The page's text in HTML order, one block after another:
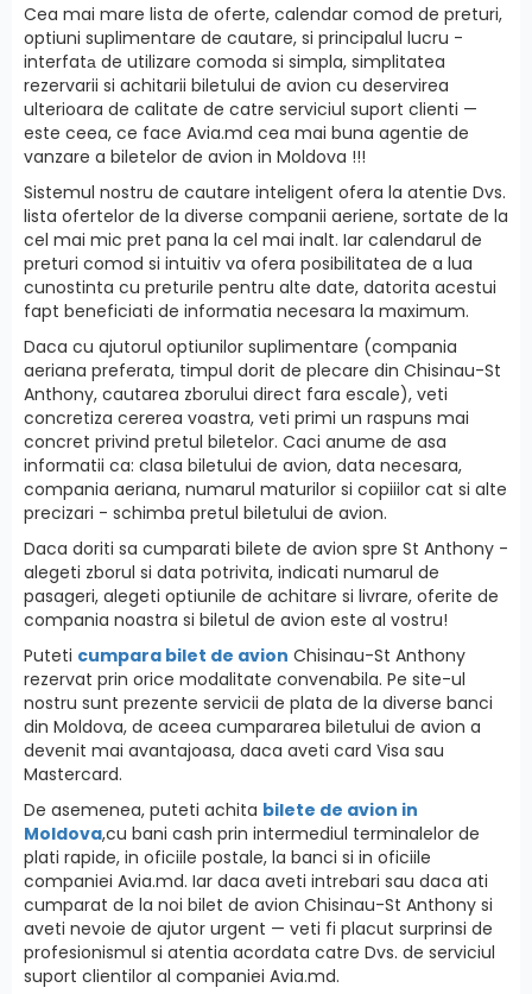
Cea mai mare lista de oferte, calendar comod de preturi,
optiuni suplimentare de cautare, si principalul lucru -
interfatа de utilizare comoda si simpla, simplitatea
rezervarii si achitarii biletului de avion cu deservirea
ulterioara de calitate de catre serviciul suport clienti —
este ceea, ce face Avia.md cea mai buna agentie de
vanzare a biletelor de avion in Moldova !!!
Sistemul nostru de cautare inteligent ofera la atentie Dvs.
lista ofertelor de la diverse companii aeriene, sortate de la
cel mai mic pret pana la cel mai inalt. Iar calendarul de
preturi comod si intuitiv va ofera posibilitatea de a lua
cunostinta cu preturile pentru alte date, datorita acestui
fapt beneficiati de informatia necesara la maximum.
Daca cu ajutorul optiunilor suplimentare (compania
aeriana preferata, timpul dorit de plecare din Chisinau-St
Anthony, cautarea zborului direct fara escale), veti
concretiza cererea voastra, veti primi un raspuns mai
concret privind pretul biletelor. Caci anume de asa
informatii ca: clasa biletului de avion, data necesara,
compania aeriana, numarul maturilor si copiiilor cat si alte
precizari - schimba pretul biletului de avion.
Daca doriti sa cumparati bilete de avion spre St Anthony -
alegeti zborul si data potrivita, indicati numarul de
pasageri, alegeti optiunile de achitare si livrare, oferite de
compania noastra si biletul de avion este al vostru!
Puteti cumpara bilet de avion Chisinau-St Anthony
rezervat prin orice modalitate convenabila. Pe site-ul
nostru sunt prezente servicii de plata de la diverse banci
din Moldova, de aceea cumpararea biletului de avion a
devenit mai avantajoasa, daca aveti card Visa sau
Mastercard.
De asemenea, puteti achita bilete de avion in
Moldova,cu bani cash prin intermediul terminalelor de
plati rapide, in oficiile postale, la banci si in oficiile
companiei Avia.md. Iar daca aveti intrebari sau daca ati
cumparat de la noi bilet de avion Chisinau-St Anthony si
aveti nevoie de ajutor urgent — veti fi placut surprinsi de
profesionismul si atentia acordata catre Dvs. de serviciul
suport clientilor al companiei Avia.md.